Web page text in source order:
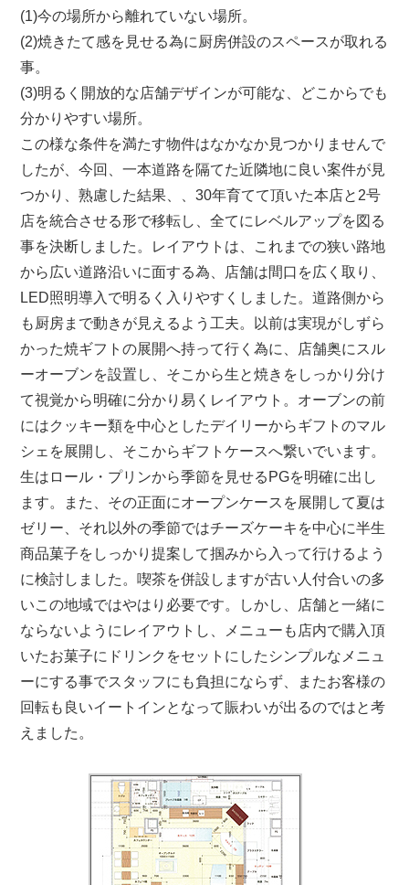
(1)今の場所から離れていない場所。
(2)焼きたて感を見せる為に厨房併設のスペースが取れる
事。
(3)明るく開放的な店舗デザインが可能な、どこからでも
分かりやすい場所。
この様な条件を満たす物件はなかなか見つかりませんで
したが、今回、一本道路を隔てた近隣地に良い案件が見
つかり、熟慮した結果、、30年育てて頂いた本店と2号
店を統合させる形で移転し、全てにレベルアップを図る
事を決断しました。レイアウトは、これまでの狭い路地
から広い道路沿いに面する為、店舗は間口を広く取り、
LED照明導入で明るく入りやすくしました。道路側から
も厨房まで動きが見えるよう工夫。以前は実現がしずら
かった焼ギフトの展開へ持って行く為に、店舗奥にスル
ーオーブンを設置し、そこから生と焼きをしっかり分け
て視覚から明確に分かり易くレイアウト。オーブンの前
にはクッキー類を中心としたデイリーからギフトのマル
シェを展開し、そこからギフトケースへ繋いでいます。
生はロール・プリンから季節を見せるPGを明確に出し
ます。また、その正面にオープンケースを展開して夏は
ゼリー、それ以外の季節ではチーズケーキを中心に半生
商品菓子をしっかり提案して掴みから入って行けるよう
に検討しました。喫茶を併設しますが古い人付合いの多
いこの地域ではやはり必要です。しかし、店舗と一緒に
ならないようにレイアウトし、メニューも店内で購入頂
いたお菓子にドリンクをセットにしたシンプルなメニュ
ーにする事でスタッフにも負担にならず、またお客様の
回転も良いイートインとなって賑わいが出るのではと考
えました。